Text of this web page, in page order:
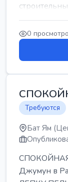
0
Требуются
Бат Ям
Джумун в